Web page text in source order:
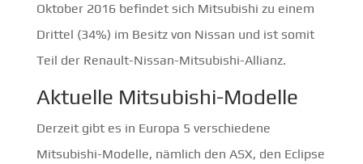
Oktober 2016 befindet sich Mitsubishi zu einem
Drittel (34%) im Besitz von Nissan und ist somit
Teil der Renault-Nissan-Mitsubishi-Allianz.
Aktuelle Mitsubishi-Modelle
Derzeit gibt es in Europa 5 verschiedene
Mitsubishi-Modelle, nämlich den ASX, den Eclipse